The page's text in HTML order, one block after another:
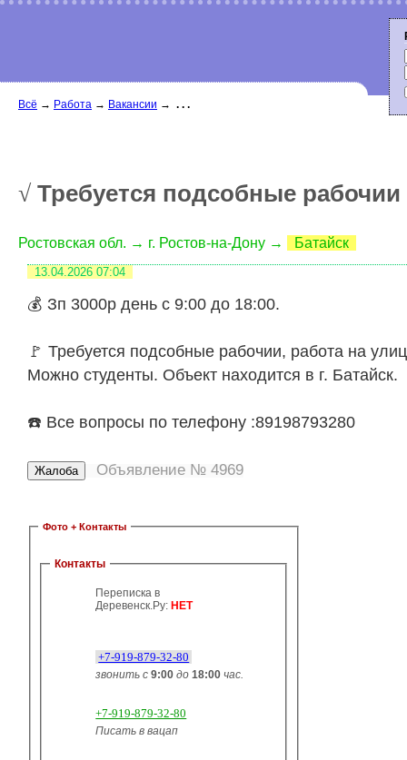
Всё → Работа → Вакансии → . . .
√ Требуется подсобные рабочии
Ростовская обл. → г. Ростов-на-Дону → Батайск
13.04.2026 07:04
💰 Зп 3000р день с 9:00 до 18:00.
🚩 Требуется подсобные рабочии, работа на
Можно студенты. Объект находится в г. Батайск.
☎️ Все вопросы по телефону :89198793280
Объявление № 4969
Фото + Контакты
Контакты
Переписка в
Деревенск.Ру: НЕТ
+7-919-879-32-80
звонить с 9:00 до 18:00 час.
+7-919-879-32-80
Писать в вацап